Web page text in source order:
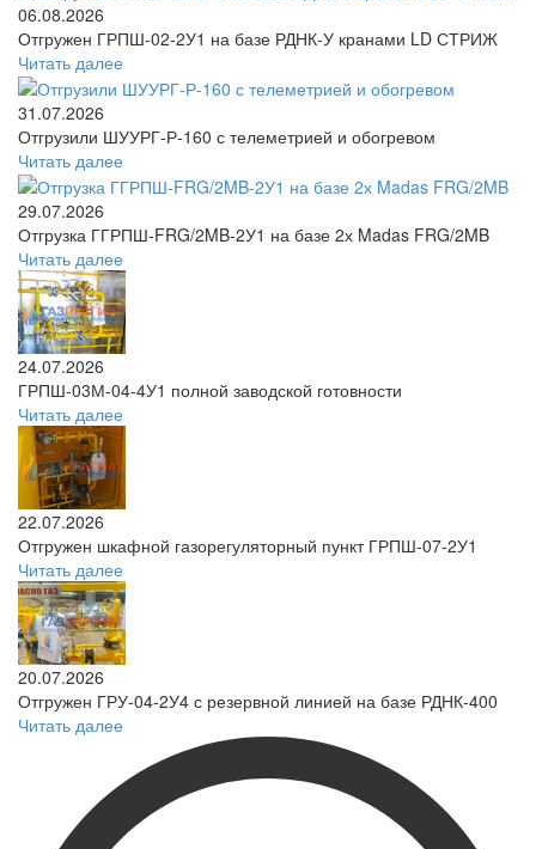
06.08.2026
Отгружен ГРПШ-02-2У1 на базе РДНК-У кранами LD СТРИЖ
Читать далее
31.07.2026
Отгрузили ШУУРГ‑Р‑160 с телеметрией и обогревом
Читать далее
29.07.2026
Отгрузка ГГРПШ-FRG/2MB-2У1 на базе 2х Madas FRG/2MB
Читать далее
24.07.2026
ГРПШ-03М-04-4У1 полной заводской готовности
Читать далее
22.07.2026
Отгружен шкафной газорегуляторный пункт ГРПШ-07-2У1
Читать далее
20.07.2026
Отгружен ГРУ-04-2У4 с резервной линией на базе РДНК-400
Читать далее